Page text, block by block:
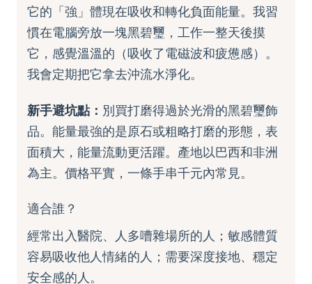
它的「強」體現在吸收和轉化負面能量。我習
慣在電腦旁放一塊黑碧璽，工作一整天後摸
它，感覺溫溫的（吸收了電磁波和疲憊感）。
我會定期把它拿去沖流水淨化。
新手避坑點： 別買打磨得過於光滑的黑碧璽飾
品。能量最強的是原石或粗略打磨的形態，表
面積大，能量流動更活躍。產地以巴西和非洲
為主。價格平實，一條手串千元內常見。
適合誰？
經常出入醫院、人多嘈雜場所的人；敏感體質
容易吸收他人情緒的人；需要深度接地、穩定
安全感的人。